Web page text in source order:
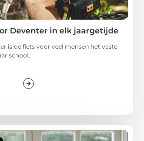
Deventer in elk jaargetijde
is de fiets voor veel mensen het vaste
school,